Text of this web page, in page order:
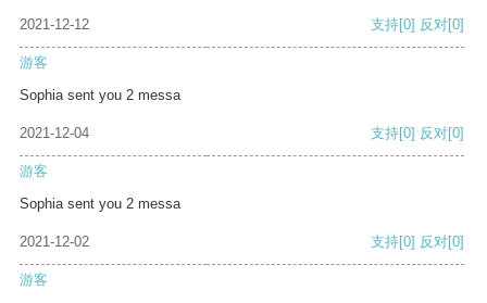
2021-12-12 支持[0] 反对[0]
游客
Sophia sent you 2 messa
2021-12-04 支持[0] 反对[0]
游客
Sophia sent you 2 messa
2021-12-02 支持[0] 反对[0]
游客